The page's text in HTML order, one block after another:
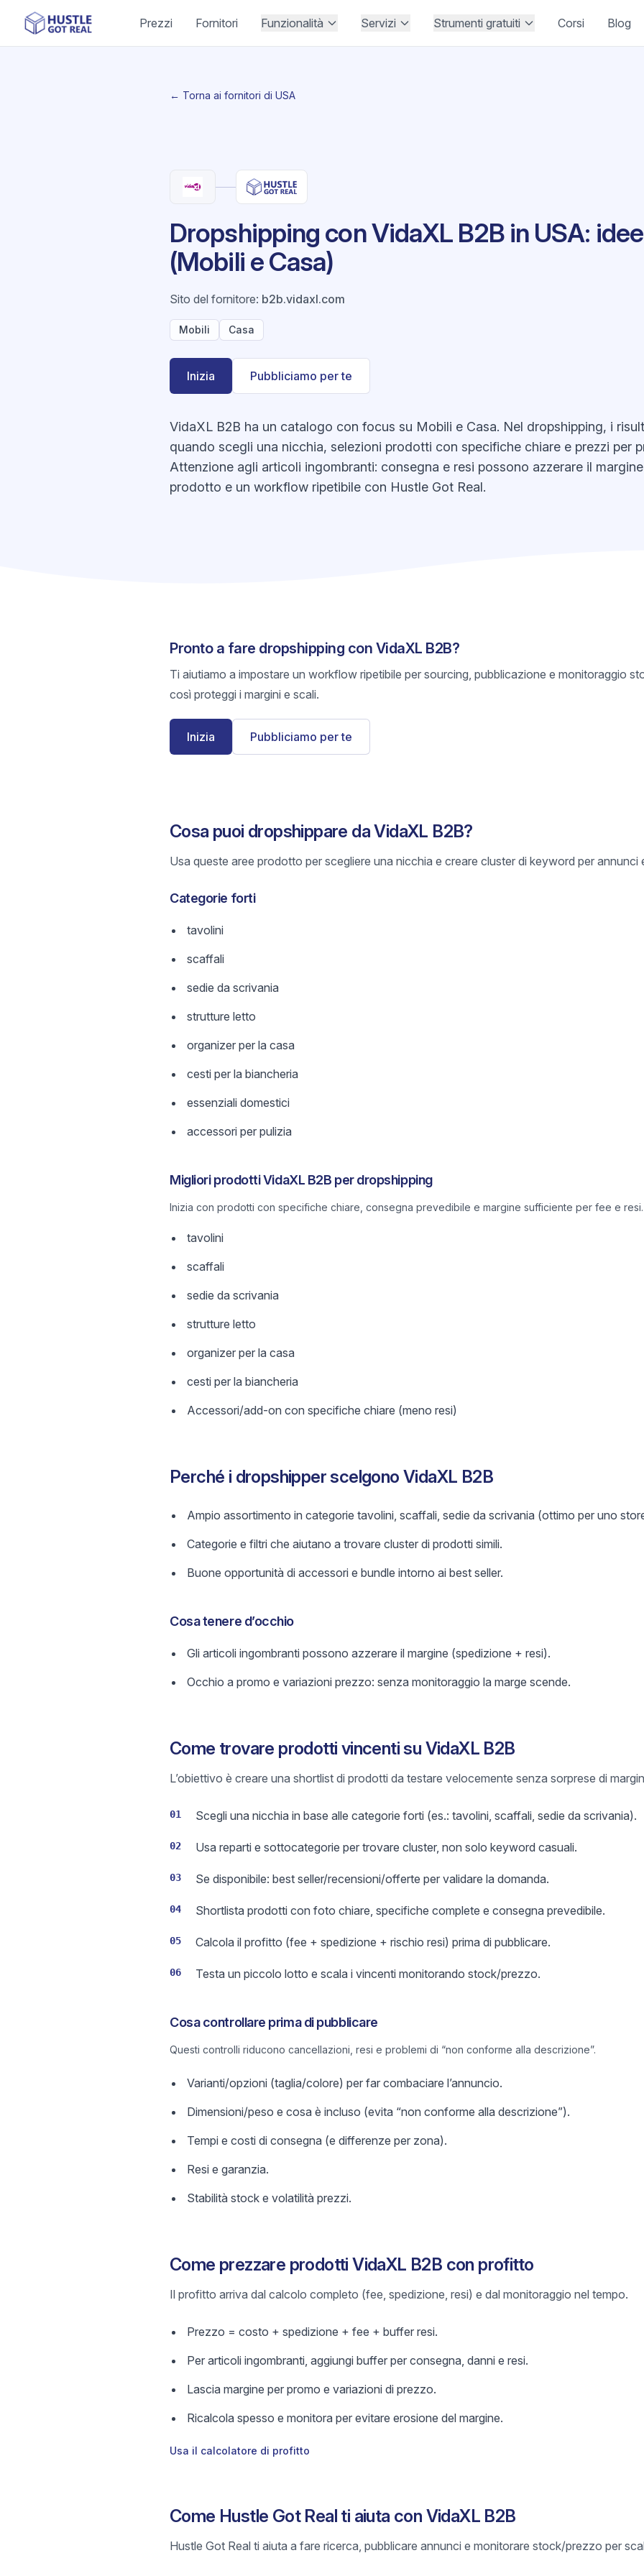
Prezzi Fornitori Funzionalità Servizi Strumenti gratuiti Corsi Blog
← Torna ai fornitori di USA
Dropshipping con VidaXL B2B in USA:
(Mobili e Casa)
Sito del fornitore: b2b.vidaxl.com
Mobili Casa
Inizia Pubbliciamo per te
VidaXL B2B ha un catalogo con focus su Mobili e Casa. Nel dropshipping, i
quando scegli una nicchia, selezioni prodotti con specifiche chiare e prezzi per
Attenzione agli articoli ingombranti: consegna e resi possono azzerare il
prodotto e un workflow ripetibile con Hustle Got Real.
Pronto a fare dropshipping con VidaXL B2B?
Ti aiutiamo a impostare un workflow ripetibile per sourcing, pubblicazione e monitoraggio
così proteggi i margini e scali.
Inizia Pubbliciamo per te
Cosa puoi dropshippare da VidaXL B2B?
Usa queste aree prodotto per scegliere una nicchia e creare cluster di keyword per annunci
Categorie forti
tavolini
scaffali
sedie da scrivania
strutture letto
organizer per la casa
cesti per la biancheria
essenziali domestici
accessori per pulizia
Migliori prodotti VidaXL B2B per dropshipping
Inizia con prodotti con specifiche chiare, consegna prevedibile e margine sufficiente per fee e resi.
tavolini
scaffali
sedie da scrivania
strutture letto
organizer per la casa
cesti per la biancheria
Accessori/add-on con specifiche chiare (meno resi)
Perché i dropshipper scelgono VidaXL B2B
Ampio assortimento in categorie tavolini, scaffali, sedie da scrivania (ottimo per uno
Categorie e filtri che aiutano a trovare cluster di prodotti simili.
Buone opportunità di accessori e bundle intorno ai best seller.
Cosa tenere d’occhio
Gli articoli ingombranti possono azzerare il margine (spedizione + resi).
Occhio a promo e variazioni prezzo: senza monitoraggio la marge scende.
Come trovare prodotti vincenti su VidaXL B2B
L’obiettivo è creare una shortlist di prodotti da testare velocemente senza sorprese di
01 Scegli una nicchia in base alle categorie forti (es.: tavolini, scaffali, sedie da scrivania).
02 Usa reparti e sottocategorie per trovare cluster, non solo keyword casuali.
03 Se disponibile: best seller/recensioni/offerte per validare la domanda.
04 Shortlista prodotti con foto chiare, specifiche complete e consegna prevedibile.
05 Calcola il profitto (fee + spedizione + rischio resi) prima di pubblicare.
06 Testa un piccolo lotto e scala i vincenti monitorando stock/prezzo.
Cosa controllare prima di pubblicare
Questi controlli riducono cancellazioni, resi e problemi di “non conforme alla descrizione”.
Varianti/opzioni (taglia/colore) per far combaciare l’annuncio.
Dimensioni/peso e cosa è incluso (evita “non conforme alla descrizione”).
Tempi e costi di consegna (e differenze per zona).
Resi e garanzia.
Stabilità stock e volatilità prezzi.
Come prezzare prodotti VidaXL B2B con profitto
Il profitto arriva dal calcolo completo (fee, spedizione, resi) e dal monitoraggio nel tempo.
Prezzo = costo + spedizione + fee + buffer resi.
Per articoli ingombranti, aggiungi buffer per consegna, danni e resi.
Lascia margine per promo e variazioni di prezzo.
Ricalcola spesso e monitora per evitare erosione del margine.
Usa il calcolatore di profitto
Come Hustle Got Real ti aiuta con VidaXL B2B
Hustle Got Real ti aiuta a fare ricerca, pubblicare annunci e monitorare stock/prezzo per